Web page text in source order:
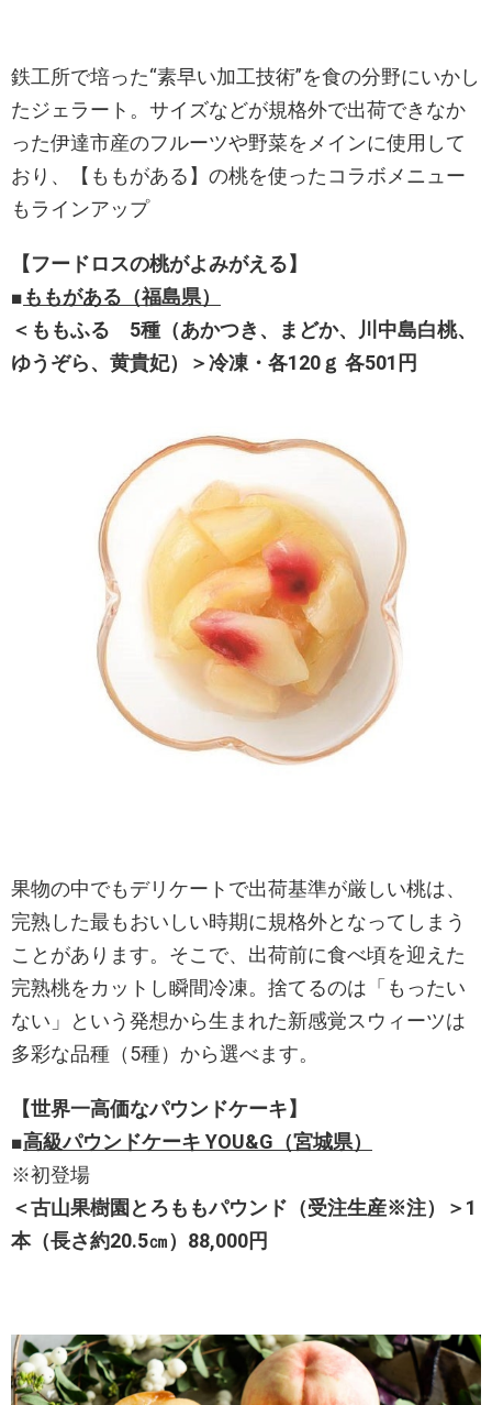
鉄工所で培った“素早い加工技術”を食の分野にいかし
たジェラート。サイズなどが規格外で出荷できなか
った伊達市産のフルーツや野菜をメインに使用して
おり、【ももがある】の桃を使ったコラボメニュー
もラインアップ
【フードロスの桃がよみがえる】
■ももがある（福島県）
＜ももふる 5種（あかつき、まどか、川中島白桃、
ゆうぞら、黄貴妃）＞冷凍・各120ｇ 各501円
果物の中でもデリケートで出荷基準が厳しい桃は、
完熟した最もおいしい時期に規格外となってしまう
ことがあります。そこで、出荷前に食べ頃を迎えた
完熟桃をカットし瞬間冷凍。捨てるのは「もったい
ない」という発想から生まれた新感覚スウィーツは
多彩な品種（5種）から選べます。
【世界一高価なパウンドケーキ】
■高級パウンドケーキ YOU&G （宮城県）
※初登場
＜古山果樹園とろももパウンド（受注生産※注）＞1
本（長さ約20.5㎝）88,000円